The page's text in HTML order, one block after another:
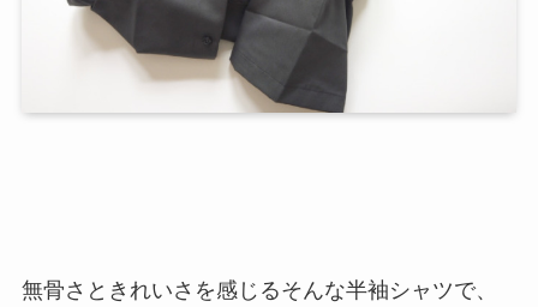
無骨さときれいさを感じるそんな半袖シャツで、